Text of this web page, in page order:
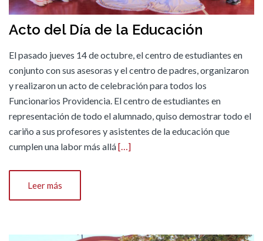
Acto del Día de la Educación
El pasado jueves 14 de octubre, el centro de estudiantes en
conjunto con sus asesoras y el centro de padres, organizaron
y realizaron un acto de celebración para todos los
Funcionarios Providencia. El centro de estudiantes en
representación de todo el alumnado, quiso demostrar todo el
cariño a sus profesores y asistentes de la educación que
cumplen una labor más allá[…]
Leer más